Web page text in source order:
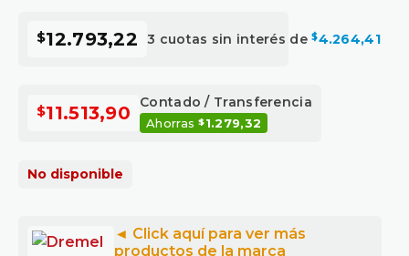
$12.793,22 3 cuotas sin interés de$4.264,41
$11.513,90
Contado / Transferencia
Ahorras$1.279,32
No disponible